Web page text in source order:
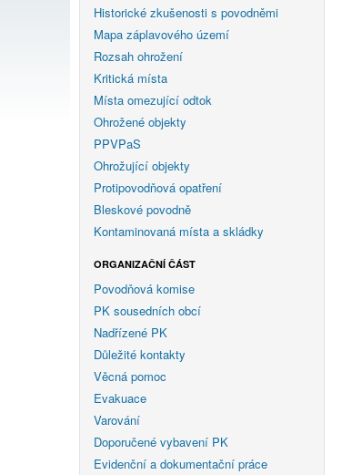
Historické zkušenosti s povodněmi
Mapa záplavového území
Rozsah ohrožení
Kritická místa
Místa omezující odtok
Ohrožené objekty
PPVPaS
Ohrožující objekty
Protipovodňová opatření
Bleskové povodně
Kontaminovaná místa a skládky
ORGANIZAČNÍ ČÁST
Povodňová komise
PK sousedních obcí
Nadřízené PK
Důležité kontakty
Věcná pomoc
Evakuace
Varování
Doporučené vybavení PK
Evidenční a dokumentační práce